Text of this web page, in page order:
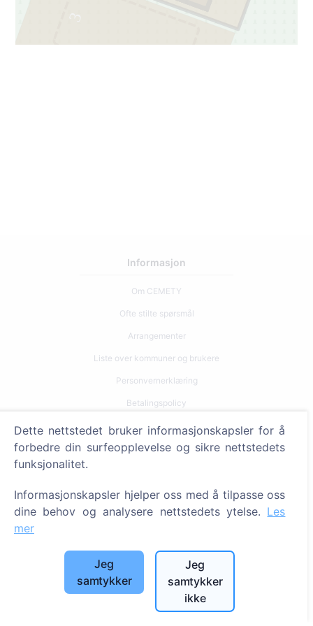
3
Informasjon
Om CEMETY
Ofte stilte spørsmål
Arrangementer
Liste over kommuner og brukere
Personvernerklæring
Betalingspolicy
Innstillinger for informasjonskapsler
Søk
Søk etter gravplasser
SIA "CEMETY", LV40103618951
Dette nettstedet bruker informasjonskapsler for å
forbedre din surfeopplevelse og sikre nettstedets
funksjonalitet.
Informasjonskapsler hjelper oss med å tilpasse oss
dine behov og analysere nettstedets ytelse. Les
mer
Jeg
samtykker
Jeg
samtykker
ikke